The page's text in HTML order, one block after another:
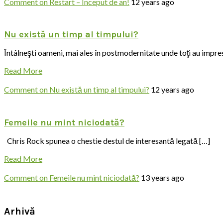
Nu există un timp al timpului?
Întâlneşti oameni, mai ales în postmodernitate unde toţi au
Read More
Commenton Nu există un timp al timpului? 12 years ago
Femeile nu mint niciodată?
Chris Rock spunea o chestie destul de interesantă legată […]
Read More
Commenton Femeile nu mint niciodată? 13 years ago
Arhivă